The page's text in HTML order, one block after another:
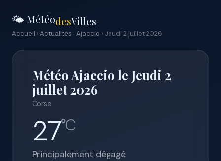
🌤️ MétéodesVilles
Accueil › Actualités › Ajaccio › Jeudi 2 juillet 2026
Météo Ajaccio le Jeudi 2
juillet 2026
Corse
27°C
Principalement dégagé